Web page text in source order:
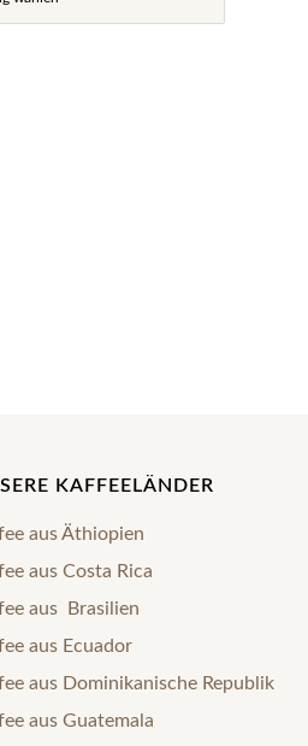
KAFFEELÄNDER
aus Äthiopien
aus Costa Rica
aus Brasilien
aus Ecuador
aus Dominikanische Republik
aus Guatemala